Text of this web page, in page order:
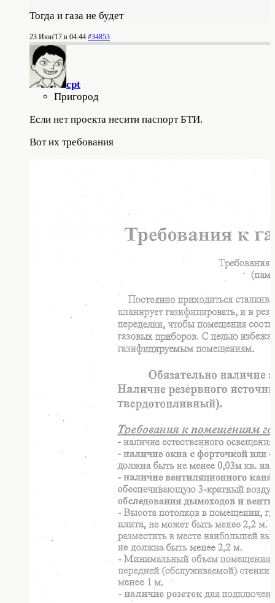
Тогда и газа не будет
23 Июн'17 в 04:44 #34853
cpt
Пригород
Если нет проекта несити паспорт БТИ.
Вот их требования